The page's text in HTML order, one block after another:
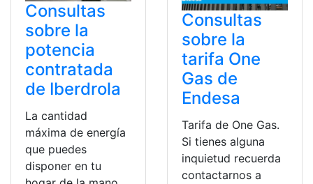
Consultas
sobre la
potencia
contratada
de Iberdrola
La cantidad
máxima de energía
que puedes
disponer en tu
Consultas
sobre la
tarifa One
Gas de
Endesa
Tarifa de One Gas.
Si tienes alguna
inquietud recuerda
contactarnos a